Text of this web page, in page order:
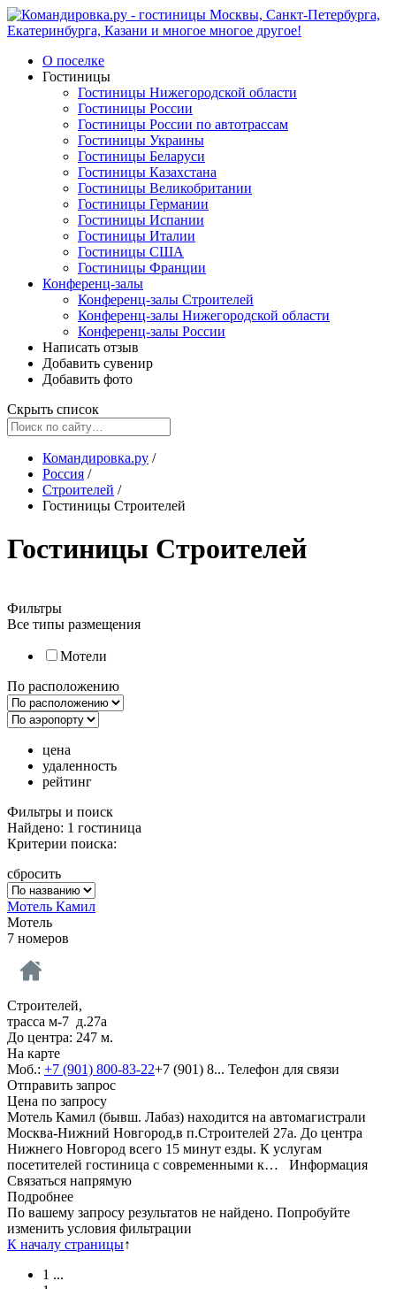
О поселке
Гостиницы
Гостиницы Нижегородской области
Гостиницы России
Гостиницы России по автотрассам
Гостиницы Украины
Гостиницы Беларуси
Гостиницы Казахстана
Гостиницы Великобритании
Гостиницы Германии
Гостиницы Испании
Гостиницы Италии
Гостиницы США
Гостиницы Франции
Конференц-залы
Конференц-залы Строителей
Конференц-залы Нижегородской области
Конференц-залы России
Написать отзыв
Добавить сувенир
Добавить фото
Скрыть список
Командировка.ру /
Россия /
Строителей /
Гостиницы Строителей
Гостиницы Строителей
Фильтры
Все типы размещения
Мотели
По расположению
цена
удаленность
рейтинг
Фильтры и поиск
Найдено: 1 гостиница
Критерии поиска:
сбросить
Мотель Камил
Мотель
7 номеров
Строителей,
трасса м-7 д.27а
До центра: 247 м.
На карте
Моб.: +7 (901) 800-83-22+7 (901) 8... Телефон для связи
Отправить запрос
Цена по запросу
Мотель Камил (бывш. Лабаз) находится на автомагистрали
Москва-Нижний Новгород,в п.Строителей 27а. До центра
Нижнего Новгород всего 15 минут езды. К услугам
посетителей гостиница с современными к… Информация
Связаться напрямую
Подробнее
По вашему запросу результатов не найдено. Попробуйте
изменить условия фильтрации
К началу страницы↑
1 ...